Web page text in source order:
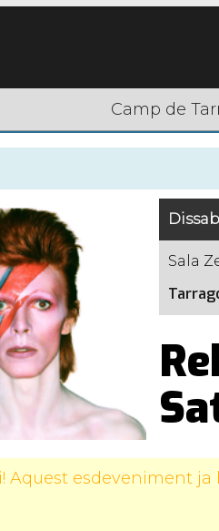
Camp de
Sala
Aquest esdeveniment ja